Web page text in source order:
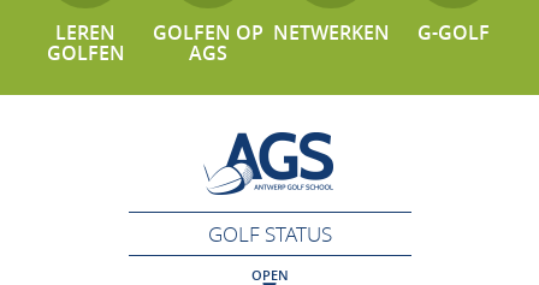
LEREN
GOLFEN
GOLFEN OP
AGS
NETWERKEN G-GOLF
GOLF STATUS
OPEN